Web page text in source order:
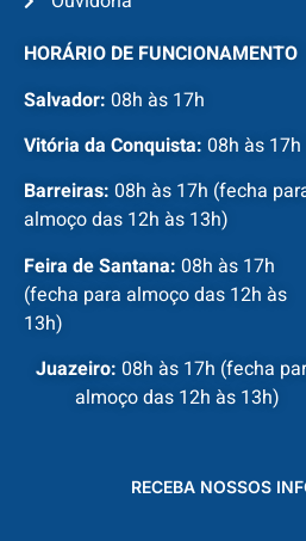
HORÁRIO DE FUNCIONAMENTO
Salvador: 08h às 17h
Vitória da Conquista: 08h às 17h
Barreiras: 08h às 17h (fecha
almoço das 12h às 13h)
Feira de Santana: 08h às 17h
(fecha para almoço das 12h às
13h)
Juazeiro: 08h às 17h (fecha
almoço das 12h às 13h)
RECEBA NOSSOS